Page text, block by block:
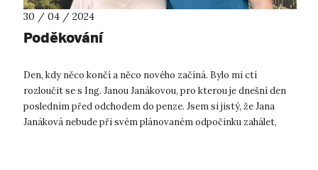
30 / 04 / 2024
Poděkování
Den, kdy něco končí a něco nového začíná. Bylo mi ctí
rozloučit se s Ing. Janou Janákovou, pro kterou je dnešní den
posledním před odchodem do penze. Jsem si jistý, že Jana
Janáková nebude při svém plánovaném odpočinku zahálet,